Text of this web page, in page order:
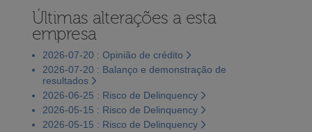
Últimas alterações a esta
empresa
2026-07-20 : Opinião de crédito
2026-07-20 : Balanço e demonstração de
resultados
2026-06-25 : Risco de Delinquency
2026-05-15 : Risco de Delinquency
2026-05-15 : Risco de Delinquency